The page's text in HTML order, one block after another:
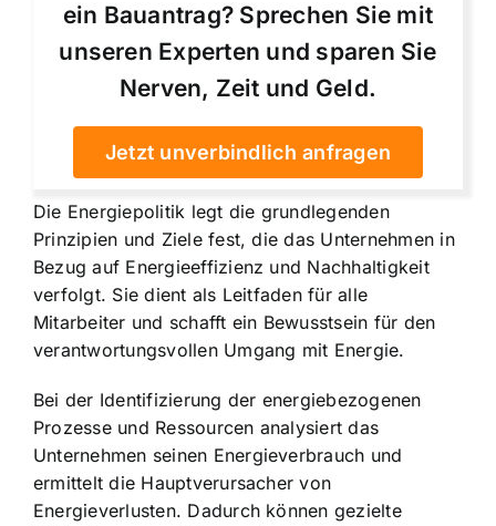
ein Bauantrag? Sprechen Sie mit
unseren Experten und sparen Sie
Nerven, Zeit und Geld.
Jetzt unverbindlich anfragen
Die Energiepolitik legt die grundlegenden
Prinzipien und Ziele fest, die das Unternehmen in
Bezug auf Energieeffizienz und Nachhaltigkeit
verfolgt. Sie dient als Leitfaden für alle
Mitarbeiter und schafft ein Bewusstsein für den
verantwortungsvollen Umgang mit Energie.
Bei der Identifizierung der energiebezogenen
Prozesse und Ressourcen analysiert das
Unternehmen seinen Energieverbrauch und
ermittelt die Hauptverursacher von
Energieverlusten. Dadurch können gezielte